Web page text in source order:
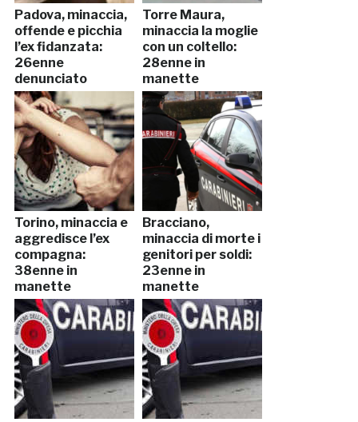
Padova, minaccia,
offende e picchia
l’ex fidanzata:
26enne
denunciato
Torre Maura,
minaccia la moglie
con un coltello:
28enne in
manette
Torino, minaccia e
aggredisce l’ex
compagna:
38enne in
manette
Bracciano,
minaccia di morte i
genitori per soldi:
23enne in
manette